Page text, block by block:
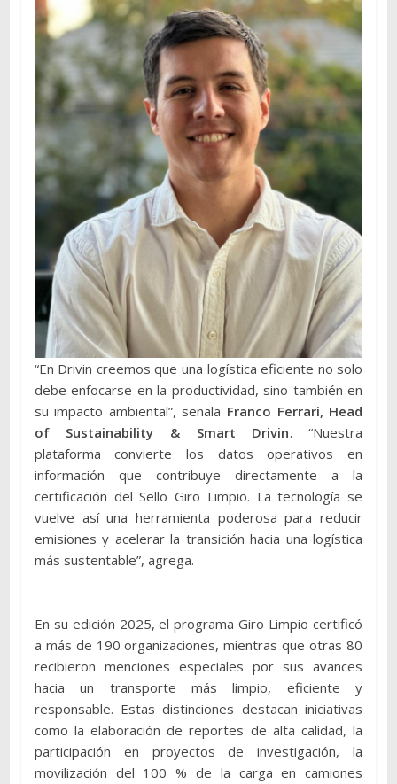
“En Drivin creemos que una logística eficiente no solo
debe enfocarse en la productividad, sino también en
su impacto ambiental”, señala Franco Ferrari, Head
of Sustainability & Smart Drivin. “Nuestra
plataforma convierte los datos operativos en
información que contribuye directamente a la
certificación del Sello Giro Limpio. La tecnología se
vuelve así una herramienta poderosa para reducir
emisiones y acelerar la transición hacia una logística
más sustentable”, agrega.
En su edición 2025, el programa Giro Limpio certificó
a más de 190 organizaciones, mientras que otras 80
recibieron menciones especiales por sus avances
hacia un transporte más limpio, eficiente y
responsable. Estas distinciones destacan iniciativas
como la elaboración de reportes de alta calidad, la
participación en proyectos de investigación, la
movilización del 100 % de la carga en camiones